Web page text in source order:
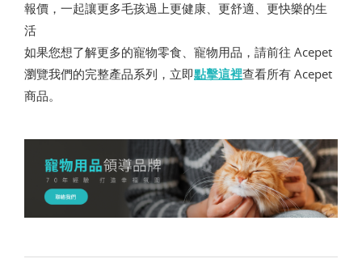
報價，一起讓更多毛孩過上更健康、更舒適、更快樂的生
活
如果您想了解更多的寵物零食、寵物用品，請前往 Acepet
瀏覽我們的完整產品系列，立即點擊這裡查看所有 Acepet
商品。